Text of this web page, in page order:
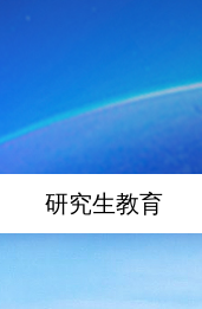
研究生教育